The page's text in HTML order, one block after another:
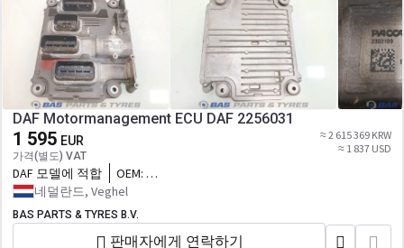
DAF Motormanagement ECU DAF 2256031
1 595 EUR
가격(별도) VAT
≈ 2 615 369 KRW
≈ 1 837 USD
DAF 모델에 적합
OEM:
네덜란드, Veghel
BAS PARTS & TYRES B.V.
판매자에게 연락하기